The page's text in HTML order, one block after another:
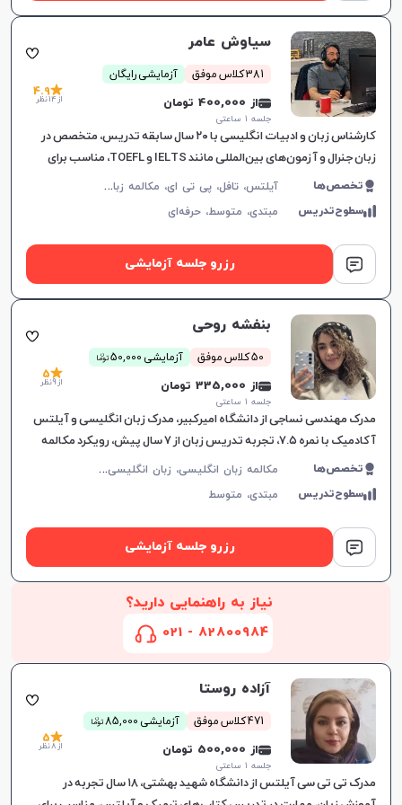
سیاوش عامر
381 کلاس موفق آزمایشی رایگان
از 400,000 تومان
جلسه ۱ ساعتی
4.9
از 14 نظر
کارشناس زبان و ادبیات انگلیسی با ۲۰ سال سابقه تدریس، متخصص در
زبان جنرال و آزمون‌های بین‌المللی مانند IELTS و TOEFL، مناسب برای
تمامی سطوح و اهداف آموزشی.
تخصص‌ها آ
یلتس، تافل، پی تی ای، مکالمه زبان انگلیسی، گرامر زبان انگلیسی، زبان انگلیسی تجاری، زبان انگلیسی آمریکایی، زبان انگلیسی کنکور ارشد، زبان انگلیسی کنکور دکتری، زبان انگلیسی نهم دبیرستان، زبان انگلیسی دهم دبیرستان، زبان انگلیسی یازدهم دبیرستان، زبان انگلیسی دوازدهم دبیرستان، دولینگو، OET
سطوح‌تدریس مبتدی، متوسط،حرفه‌ای
رزرو جلسه آزمایشی
بنفشه روحی
50 کلاس موفق آزمایشی 50,000 توما
ن
از 335,000 تومان
جلسه ۱ ساعتی
5
از 9 نظر
مدرک مهندسی نساجی از دانشگاه امیرکبیر، مدرک زبان انگلیسی و آیلتس
آکادمیک با نمره ۷.۵، تجربه تدریس زبان از ۷ سال پیش، رویکرد مکالمه
محور در آموزش
تخصص‌ها م
کالمه زبان انگلیسی، زبان انگلیسی عمومی، گرامر زبان انگلیسی، زبان انگلیسی تجاری، زبان انگلیسی آمریکایی، زبان انگلیسی هفتم دبیرستان، زبان انگلیسی هشتم دبیرستان، زبان انگلیسی نهم دبیرستان، زبان انگلیسی دهم دبیرستان، زبان انگلیسی یازدهم دبیرستان، زبان انگلیسی دوازدهم دبیرستان، زبان انگلیسی کودکان، آیلتس، تافل
سطوح‌تدریس مبتدی، متوسط
رزرو جلسه آزمایشی
نیاز به راهنمایی دارید؟
82800984 - 021
آزاده روستا
471 کلاس موفق آزمایشی 85,000 توما
ن
از 500,000 تومان
جلسه ۱ ساعتی
5
از 8 نظر
مدرک تی تی سی آیلتس از دانشگاه شهید بهشتی، ۱۸ سال تجربه در